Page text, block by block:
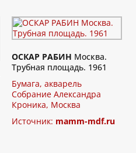
ОСКАР РАБИН Москва.
Трубная площадь. 1961
Бумага, акварель
Собрание Александра
Кроника, Москва
Источник: mamm-mdf.ru